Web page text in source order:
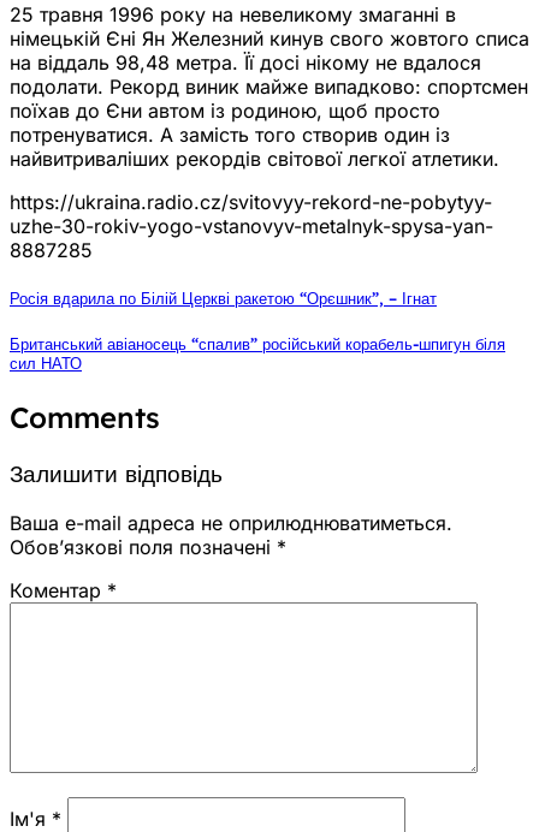
25 травня 1996 року на невеликому змаганні в
німецькій Єні Ян Железний кинув свого жовтого списа
на віддаль 98,48 метра. Її досі нікому не вдалося
подолати. Рекорд виник майже випадково: спортсмен
поїхав до Єни автом із родиною, щоб просто
потренуватися. А замість того створив один із
найвитриваліших рекордів світової легкої атлетики.
https://ukraina.radio.cz/svitovyy-rekord-ne-pobytyy-
uzhe-30-rokiv-yogo-vstanovyv-metalnyk-spysa-yan-
8887285
Росія вдарила по Білій Церкві ракетою “Орєшник”, – Ігнат
Британський авіаносець “спалив” російський корабель-шпигун біля
сил НАТО
Comments
Залишити відповідь
Ваша e-mail адреса не оприлюднюватиметься.
Обов’язкові поля позначені *
Коментар *
Ім'я *